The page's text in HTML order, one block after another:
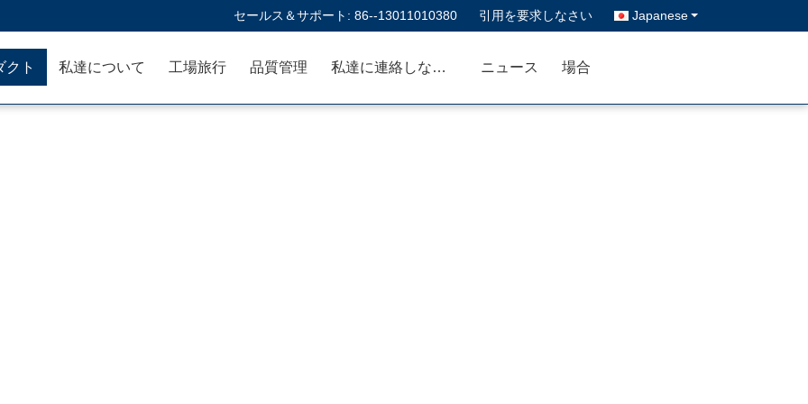
セールス＆サポート: 86--13011010380 引用を要求しなさい Japanese
クト 私達について 工場旅行 品質管理 私達に連絡しなさい ニュース 場合